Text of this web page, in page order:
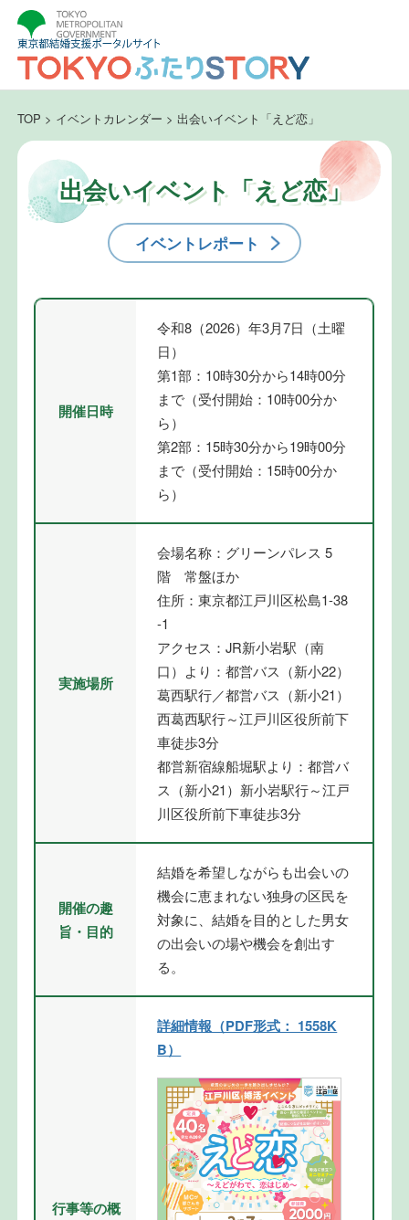
TOP > イベントカレンダー > 出会いイベント「えど恋」
出会いイベント「えど恋」
イベントレポート
開催日時
令和8（2026）年3月7日（土曜
日）
第1部：10時30分から14時00分
まで（受付開始：10時00分か
ら）
第2部：15時30分から19時00分
まで（受付開始：15時00分か
ら）
実施場所
会場名称：グリーンパレス 5
階 常盤ほか
住所：東京都江戸川区松島1-38
-1
アクセス：JR新小岩駅（南
口）より：都営バス（新小22）
葛西駅行／都営バス（新小21）
西葛西駅行～江戸川区役所前下
車徒歩3分
都営新宿線船堀駅より：都営バ
ス（新小21）新小岩駅行～江戸
川区役所前下車徒歩3分
開催の趣
旨・目的
結婚を希望しながらも出会いの
機会に恵まれない独身の区民を
対象に、結婚を目的とした男女
の出会いの場や機会を創出す
る。
行事等の概
詳細情報（PDF形式： 1558K
B）